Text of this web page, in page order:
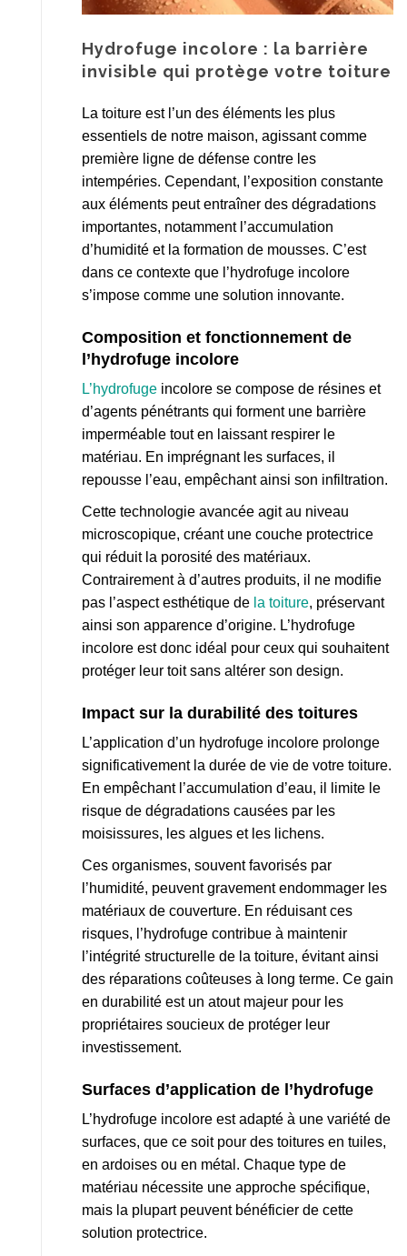
Hydrofuge incolore : la barrière
invisible qui protège votre toiture
La toiture est l’un des éléments les plus
essentiels de notre maison, agissant comme
première ligne de défense contre les
intempéries. Cependant, l’exposition constante
aux éléments peut entraîner des dégradations
importantes, notamment l’accumulation
d’humidité et la formation de mousses. C’est
dans ce contexte que l’hydrofuge incolore
s’impose comme une solution innovante.
Composition et fonctionnement de
l’hydrofuge incolore
L’hydrofuge incolore se compose de résines et
d’agents pénétrants qui forment une barrière
imperméable tout en laissant respirer le
matériau. En imprégnant les surfaces, il
repousse l’eau, empêchant ainsi son infiltration.
Cette technologie avancée agit au niveau
microscopique, créant une couche protectrice
qui réduit la porosité des matériaux.
Contrairement à d’autres produits, il ne modifie
pas l’aspect esthétique de la toiture, préservant
ainsi son apparence d’origine. L’hydrofuge
incolore est donc idéal pour ceux qui souhaitent
protéger leur toit sans altérer son design.
Impact sur la durabilité des toitures
L’application d’un hydrofuge incolore prolonge
significativement la durée de vie de votre toiture.
En empêchant l’accumulation d’eau, il limite le
risque de dégradations causées par les
moisissures, les algues et les lichens.
Ces organismes, souvent favorisés par
l’humidité, peuvent gravement endommager les
matériaux de couverture. En réduisant ces
risques, l’hydrofuge contribue à maintenir
l’intégrité structurelle de la toiture, évitant ainsi
des réparations coûteuses à long terme. Ce gain
en durabilité est un atout majeur pour les
propriétaires soucieux de protéger leur
investissement.
Surfaces d’application de l’hydrofuge
L’hydrofuge incolore est adapté à une variété de
surfaces, que ce soit pour des toitures en tuiles,
en ardoises ou en métal. Chaque type de
matériau nécessite une approche spécifique,
mais la plupart peuvent bénéficier de cette
solution protectrice.